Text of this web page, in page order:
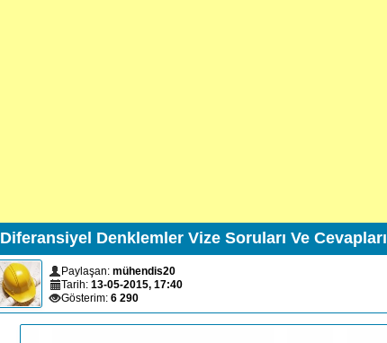
Diferansiyel Denklemler Vize Soruları Ve Cevapları
Paylaşan: mühendis20
Tarih: 13-05-2015, 17:40
Gösterim: 6 290